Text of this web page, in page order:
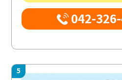
042-
5